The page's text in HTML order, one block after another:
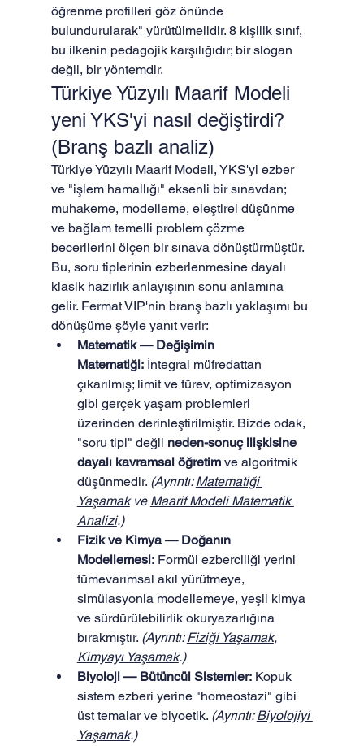
öğrenme profilleri göz önünde
bulundurularak" yürütülmelidir. 8 kişilik sınıf,
bu ilkenin pedagojik karşılığıdır; bir slogan
değil, bir yöntemdir.
Türkiye Yüzyılı Maarif Modeli
yeni YKS'yi nasıl değiştirdi?
(Branş bazlı analiz)
Türkiye Yüzyılı Maarif Modeli, YKS'yi ezber
ve "işlem hamallığı" eksenli bir sınavdan;
muhakeme, modelleme, eleştirel düşünme
ve bağlam temelli problem çözme
becerilerini ölçen bir sınava dönüştürmüştür.
Bu, soru tiplerinin ezberlenmesine dayalı
klasik hazırlık anlayışının sonu anlamına
gelir. Fermat VIP'nin branş bazlı yaklaşımı bu
dönüşüme şöyle yanıt verir:
Matematik — Değişimin
Matematiği: İntegral müfredattan
çıkarılmış; limit ve türev, optimizasyon
gibi gerçek yaşam problemleri
üzerinden derinleştirilmiştir. Bizde odak,
"soru tipi" değil neden-sonuç ilişkisine
dayalı kavramsal öğretim ve algoritmik
düşünmedir. (Ayrıntı: Matematiği
Yaşamak ve Maarif Modeli Matematik
Analizi.)
Fizik ve Kimya — Doğanın
Modellemesi: Formül ezberciliği yerini
tümevarımsal akıl yürütmeye,
simülasyonla modellemeye, yeşil kimya
ve sürdürülebilirlik okuryazarlığına
bırakmıştır. (Ayrıntı: Fiziği Yaşamak,
Kimyayı Yaşamak.)
Biyoloji — Bütüncül Sistemler: Kopuk
sistem ezberi yerine "homeostazi" gibi
üst temalar ve biyoetik. (Ayrıntı: Biyolojiyi
Yaşamak.)